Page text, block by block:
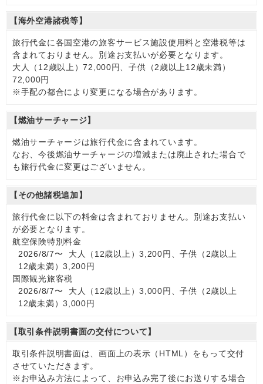
【海外空港諸税等】
旅行代金に各国空港の旅客サービス施設使用料と空港税等は
含まれておりません。別途お支払いが必要となります。
大人（12歳以上）72,000円、子供（2歳以上12歳未満）
72,000円
※手配の都合により変更になる場合があります。
【燃油サーチャージ】
燃油サーチャージは旅行代金に含まれています。
なお、今後燃油サーチャージの増減または廃止された場合で
も旅行代金に変更はございません。
【その他諸税追加】
旅行代金に以下の料金は含まれておりません。別途お支払い
が必要となります。
航空保険特別料金
2026/8/7〜 大人（12歳以上）3,200円、子供（2歳以上
12歳未満）3,200円
国際観光旅客税
2026/8/7〜 大人（12歳以上）3,000円、子供（2歳以上
12歳未満）3,000円
【取引条件説明書面の交付について】
取引条件説明書面は、画面上の表示（HTML）をもって交付
させていただきます。
※お申込み方法によって、お申込み完了後にお送りする場合